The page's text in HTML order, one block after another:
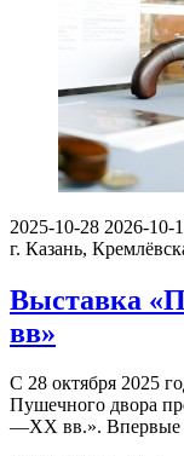
2025-10-28 2026-10-
г. Казань,
Выставка
вв»
С 28 октября 2025
Пушечного двора
—XX вв.». Впервые